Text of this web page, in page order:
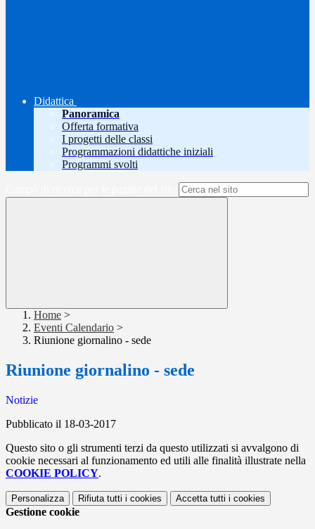
Didattica
Panoramica
Offerta formativa
I progetti delle classi
Programmazioni didattiche iniziali
Programmi svolti
Home >
Eventi Calendario >
Riunione giornalino - sede
Riunione giornalino - sede
Notizie
Pubblicato il 18-03-2017
Questo sito o gli strumenti terzi da questo utilizzati si avvalgono di
cookie necessari al funzionamento ed utili alle finalità illustrate nella
COOKIE POLICY.
Personalizza Rifiuta tutti i cookies Accetta tutti i cookies
Gestione cookie